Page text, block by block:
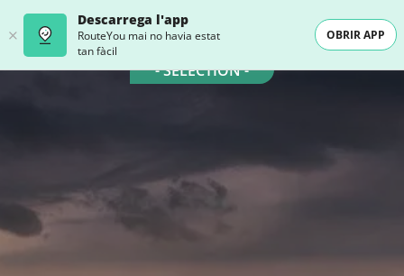
Descarrega l'app
RouteYou mai no havia estat
tan fàcil
OBRIR APP
- SELECTION -